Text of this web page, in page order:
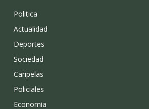
Politica
Actualidad
Deportes
Sociedad
Caripelas
Policiales
Economia